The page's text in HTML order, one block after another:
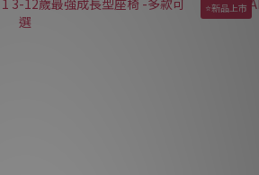
⭐新品上市